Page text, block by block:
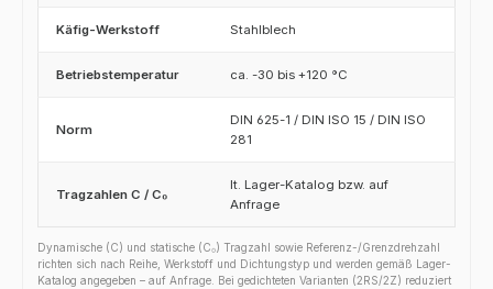
Käfig-Werkstoff Stahlblech
Betriebstemperatur ca. -30 bis +120 °C
Norm
DIN 625-1 / DIN ISO 15 / DIN ISO
281
Tragzahlen C / C₀
lt. Lager-Katalog bzw. auf
Anfrage
Dynamische (C) und statische (C₀) Tragzahl sowie Referenz-/Grenzdrehzahl
richten sich nach Reihe, Werkstoff und Dichtungstyp und werden gemäß Lager-
Katalog angegeben – auf Anfrage. Bei gedichteten Varianten (2RS/2Z) reduziert